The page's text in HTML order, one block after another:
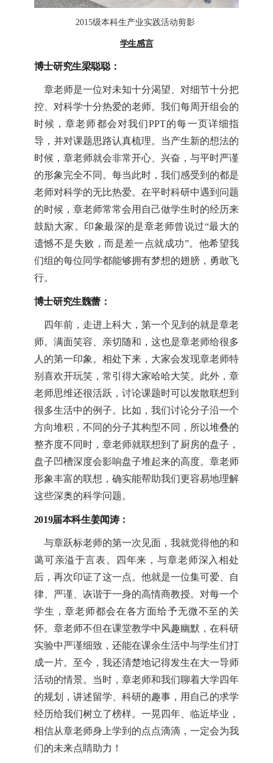
2015级本科生产业实践活动剪影
学生感言
博士研究生梁聪聪：
章老师是一位对未知十分渴望、对细节十分把
控、对科学十分热爱的老师。我们每周开组会的
时候，章老师都会对我们PPT的每一页详细指
导，并对课题思路认真梳理。当产生新的想法的
时候，章老师就会非常开心、兴奋，与平时严谨
的形象完全不同。每当此时，我们感受到的都是
老师对科学的无比热爱。在平时科研中遇到问题
的时候，章老师常常会用自己做学生时的经历来
鼓励大家。印象最深的是章老师曾说过“最大的
遗憾不是失败，而是差一点就成功”。他希望我
们组的每位同学都能够拥有梦想的翅膀，勇敢飞
行。
博士研究生魏蕾：
四年前，走进上科大，第一个见到的就是章老
师。满面笑容、亲切随和，这也是章老师给很多
人的第一印象。相处下来，大家会发现章老师特
别喜欢开玩笑，常引得大家哈哈大笑。此外，章
老师思维还很活跃，讨论课题时可以发散联想到
很多生活中的例子。比如，我们讨论分子沿一个
方向堆积，不同的分子其构型不同，所以堆叠的
整齐度不同时，章老师就联想到了厨房的盘子，
盘子凹槽深度会影响盘子堆起来的高度。章老师
形象丰富的联想，确实能帮助我们更容易地理解
这些深奥的科学问题。
2019届本科生姜闻涛：
与章跃标老师的第一次见面，我就觉得他的和
蔼可亲溢于言表。四年来，与章老师深入相处
后，再次印证了这一点。他就是一位集可爱、自
律、严谨、诙谐于一身的高情商教授。对每一个
学生，章老师都会在各方面给予无微不至的关
怀。章老师不但在课堂教学中风趣幽默，在科研
实验中严谨细致，还能在课余生活中与学生们打
成一片。至今，我还清楚地记得发生在大一导师
活动的情景。当时，章老师和我们聊着大学四年
的规划，讲述留学、科研的趣事，用自己的求学
经历给我们树立了榜样。一晃四年、临近毕业，
相信从章老师身上学到的点点滴滴，一定会为我
们的未来点睛助力！